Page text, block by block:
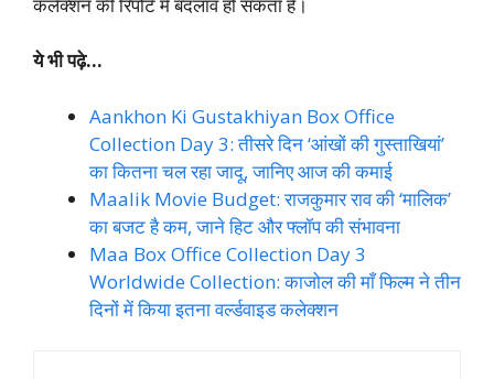
ये भी पढ़े…
Aankhon Ki Gustakhiyan Box Office
Collection Day 3: तीसरे दिन ‘आंखों की गुस्ताखियां’
का कितना चल रहा जादू, जानिए आज की कमाई
Maalik Movie Budget: राजकुमार राव की ‘मालिक’
का बजट है कम, जाने हिट और फ्लॉप की संभावना
Maa Box Office Collection Day 3
Worldwide Collection: काजोल की माँ फिल्म ने तीन
दिनों में किया इतना वर्ल्डवाइड कलेक्शन